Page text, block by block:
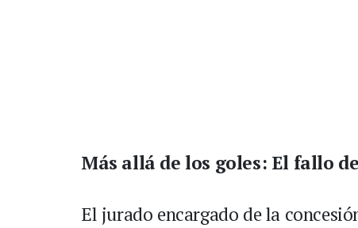
Más allá de los goles: El fallo
El jurado encargado de la